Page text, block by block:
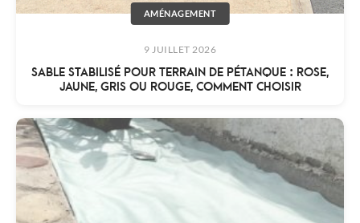
AMÉNAGEMENT
9 JUILLET 2026
SABLE STABILISÉ POUR TERRAIN DE PÉTANQUE : ROSE,
JAUNE, GRIS OU ROUGE, COMMENT CHOISIR